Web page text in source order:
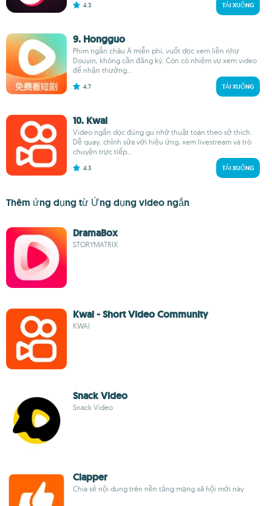
4.3 TẢI XUỐNG
9. Hongguo
Phim ngắn châu Á miễn phí, vuốt dọc xem liền như
Douyin, không cần đăng ký. Còn có nhiệm vụ xem video
để nhận thưởng...
4.7 TẢI XUỐNG
10. Kwai
Video ngắn dọc đúng gu nhờ thuật toán theo sở thích.
Dễ quay, chỉnh sửa với hiệu ứng, xem livestream và trò
chuyện trực tiếp...
4.3 TẢI XUỐNG
Thêm ứng dụng từ Ứng dụng video ngắn
DramaBox
STORYMATRIX
Kwai - Short Video Community
KWAI
Snack Video
Snack Video
Clapper
Chia sẻ nội dung trên nền tảng mạng xã hội mới này